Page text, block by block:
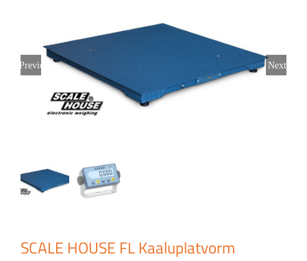
Previous Next
SCALE HOUSE FL Kaaluplatvorm